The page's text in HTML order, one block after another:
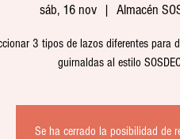
sáb, 16 nov
  |
Almacén
3 tipos de lazos diferentes para
guirnaldas al estilo
Se ha cerrado la posibilidad de